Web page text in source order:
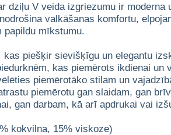
dziļu V veida izgriezumu ir
valkāšanas komfortu,
papildu mīkstumu.
piešķir sievišķīgu un elegantu
kas piemērots ikdienai un
piemērotāko stilam un
piemērotu gan slaidam, gan
gan darbam, kā arī apdrukai vai
kokvilna, 15% viskoze)